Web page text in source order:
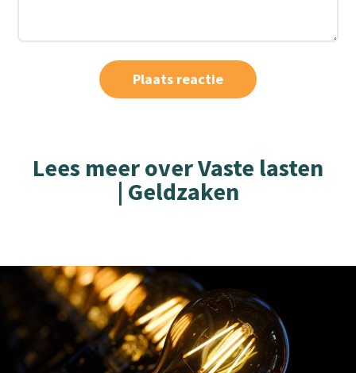
Lees meer over Vaste lasten
| Geldzaken